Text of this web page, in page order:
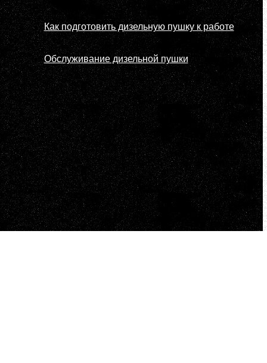
Как подготовить дизельную пушку к работе
Обслуживание дизельной пушки